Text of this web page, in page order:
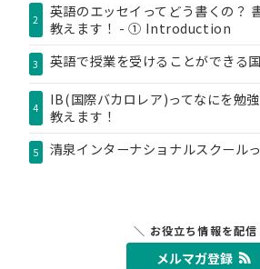
2
英語のエッセイってどう書くの？
教えます！ - ① Introduction
3 英語で授業を受けることができる
4
IB(国際バカロレア)ってなにを勉
教えます！
5 清泉インターナショナルスクール
＼ お役立ち情報を配信
メルマガ登録